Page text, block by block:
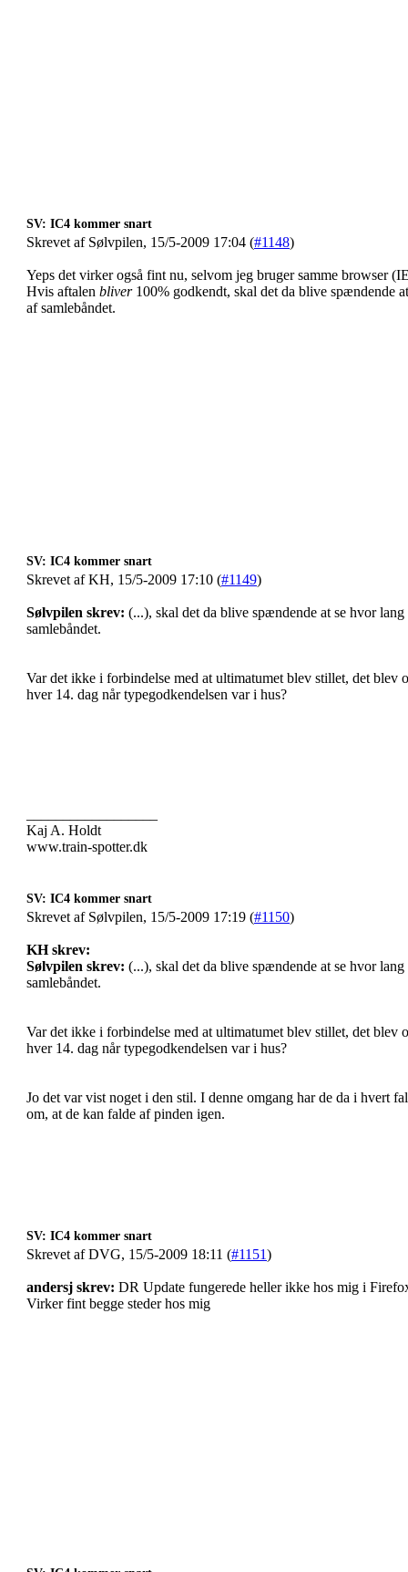
SV: IC4 kommer snart
Skrevet af Sølvpilen, 15/5-2009 17:04 (#1148)
Yeps det virker også fint nu, selvom jeg bruger samme browser
Hvis aftalen bliver100% godkendt, skal det da blive spændende
af samlebåndet.
SV: IC4 kommer snart
Skrevet af KH, 15/5-2009 17:10 (#1149)
Sølvpilen skrev: (...), skal det da blive spændende at se hvor
samlebåndet.
Var det ikke i forbindelse med at ultimatumet blev stillet, det
hver 14. dag når typegodkendelsen var i hus?
Kaj A. Holdt
www.train-spotter.dk
SV: IC4 kommer snart
Skrevet af Sølvpilen, 15/5-2009 17:19 (#1150)
KH skrev:
Sølvpilen skrev: (...), skal det da blive spændende at se hvor
samlebåndet.
Var det ikke i forbindelse med at ultimatumet blev stillet, det
hver 14. dag når typegodkendelsen var i hus?
Jo det var vist noget i den stil. I denne omgang har de da i hvert
om, at de kan falde af pinden igen.
SV: IC4 kommer snart
Skrevet af DVG, 15/5-2009 18:11 (#1151)
andersj skrev: DR Update fungerede heller ikke hos mig i
Virker fint begge steder hos mig